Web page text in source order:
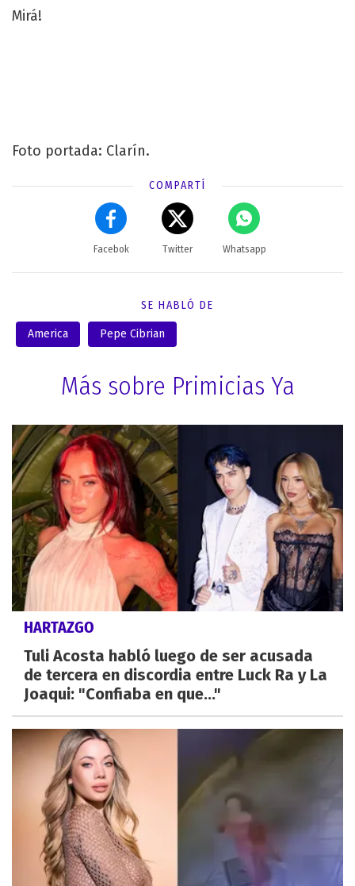
Mirá!
Foto portada: Clarín.
COMPARTÍ
Facebok Twitter Whatsapp
SE HABLÓ DE
America Pepe Cibrian
Más sobre Primicias Ya
HARTAZGO
Tuli Acosta habló luego de ser acusada
de tercera en discordia entre Luck Ra y La
Joaqui: "Confiaba en que..."